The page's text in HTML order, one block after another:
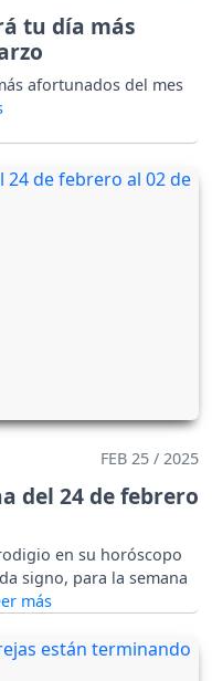
tu día más
afortunados del mes
FEB 25 / 2025
del 24 de febrero
en su horóscopo
signo, para la semana